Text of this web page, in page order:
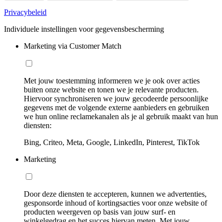
Privacybeleid
Individuele instellingen voor gegevensbescherming
Marketing via Customer Match
Met jouw toestemming informeren we je ook over acties
buiten onze website en tonen we je relevante producten.
Hiervoor synchroniseren we jouw gecodeerde persoonlijke
gegevens met de volgende externe aanbieders en gebruiken
we hun online reclamekanalen als je al gebruik maakt van hun
diensten:
Bing, Criteo, Meta, Google, LinkedIn, Pinterest, TikTok
Marketing
Door deze diensten te accepteren, kunnen we advertenties,
gesponsorde inhoud of kortingsacties voor onze website of
producten weergeven op basis van jouw surf- en